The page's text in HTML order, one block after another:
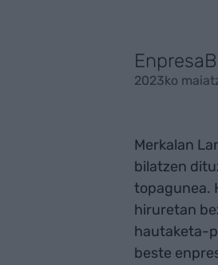
2023ko
Merkalan
bilatzen
topagunea.
hiruretan
hautaketa-
beste